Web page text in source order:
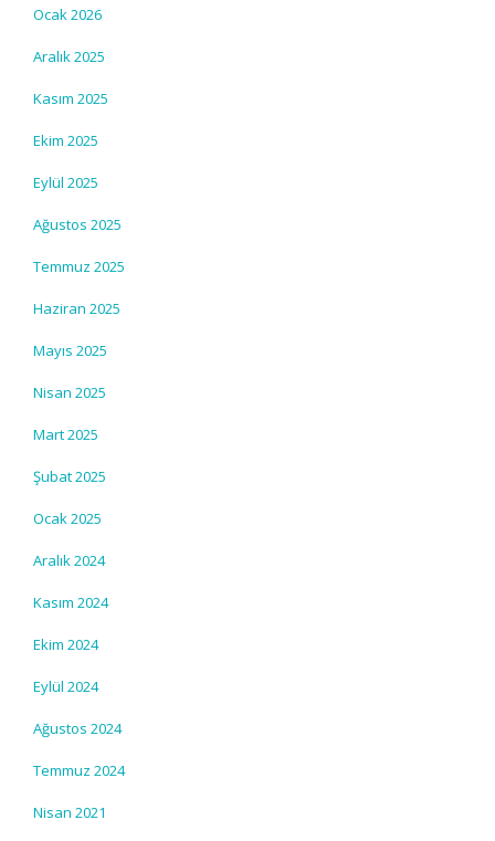
Ocak 2026
Aralık 2025
Kasım 2025
Ekim 2025
Eylül 2025
Ağustos 2025
Temmuz 2025
Haziran 2025
Mayıs 2025
Nisan 2025
Mart 2025
Şubat 2025
Ocak 2025
Aralık 2024
Kasım 2024
Ekim 2024
Eylül 2024
Ağustos 2024
Temmuz 2024
Nisan 2021